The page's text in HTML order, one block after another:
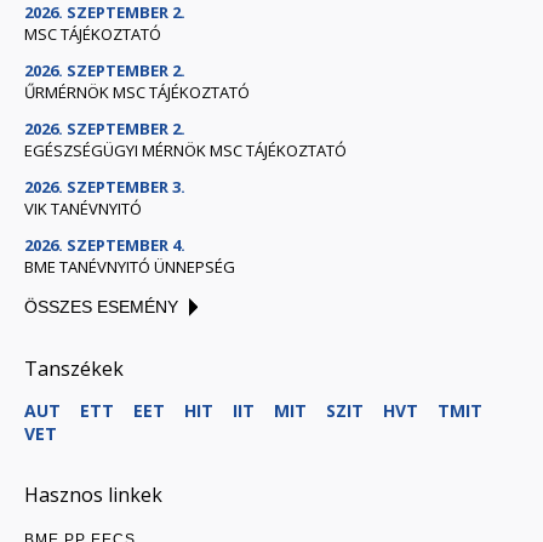
2026. SZEPTEMBER 2.
MSC TÁJÉKOZTATÓ
2026. SZEPTEMBER 2.
ŰRMÉRNÖK MSC TÁJÉKOZTATÓ
2026. SZEPTEMBER 2.
EGÉSZSÉGÜGYI MÉRNÖK MSC TÁJÉKOZTATÓ
2026. SZEPTEMBER 3.
VIK TANÉVNYITÓ
2026. SZEPTEMBER 4.
BME TANÉVNYITÓ ÜNNEPSÉG
ÖSSZES ESEMÉNY
Tanszékek
AUT ETT EET HIT IIT MIT SZIT HVT
TMIT
VET
Hasznos linkek